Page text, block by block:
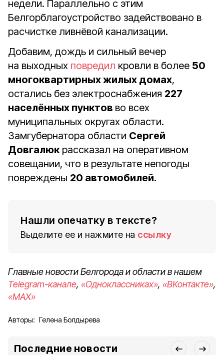
недели. Параллельно с этим
Белгорблагоустройство задействовано в
расчистке ливнёвой канализации.
Добавим, дождь и сильный вечер
на выходных повредил кровли в более 50
многоквартирных жилых домах,
остались без электроснабжения 227
населённых пунктов во всех
муниципальных округах области.
Замгубернатора области Сергей
Довгалюкрассказал на оперативном
совещании, что в результате непогоды
повреждены 20 автомобилей.
Нашли опечатку в тексте?
Выделите ее и нажмите на ссылку
Главные новости Белгорода и области в нашем
Telegram-канале, «Одноклассниках», «ВКонтакте»,
«MAX»
Авторы: Гелена Болдырева
Последние новости